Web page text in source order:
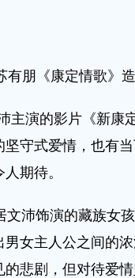
有朋《康定情歌》
主演的影片《新康
守式爱情，也有
期待。
沛饰演的藏族女
女主人公之间的
悲剧，但对待爱